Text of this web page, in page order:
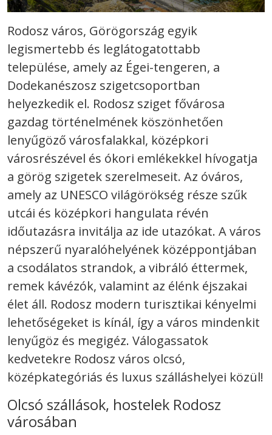
Rodosz város, Görögország egyik
legismertebb és leglátogatottabb
települése, amely az Égei-tengeren, a
Dodekanészosz szigetcsoportban
helyezkedik el. Rodosz sziget fővárosa
gazdag történelmének köszönhetően
lenyűgöző városfalakkal, középkori
városrészével és ókori emlékekkel hívogatja
a görög szigetek szerelmeseit. Az óváros,
amely az UNESCO világörökség része szűk
utcái és középkori hangulata révén
időutazásra invitálja az ide utazókat. A város
népszerű nyaralóhelyének középpontjában
a csodálatos strandok, a vibráló éttermek,
remek kávézók, valamint az élénk éjszakai
élet áll. Rodosz modern turisztikai kényelmi
lehetőségeket is kínál, így a város mindenkit
lenyűgöz és megigéz. Válogassatok
kedvetekre Rodosz város olcsó,
középkategóriás és luxus szálláshelyei közül!
Olcsó szállások, hostelek Rodosz
városában